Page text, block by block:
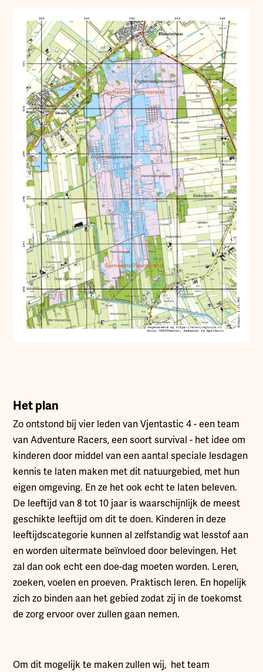
Het plan
Zo ontstond bij vier leden van Vjentastic 4 - een team
van Adventure Racers, een soort survival - het idee om
kinderen door middel van een aantal speciale lesdagen
kennis te laten maken met dit natuurgebied, met hun
eigen omgeving. En ze het ook echt te laten beleven.
De leeftijd van 8 tot 10 jaar is waarschijnlijk de meest
geschikte leeftijd om dit te doen. Kinderen in deze
leeftijdscategorie kunnen al zelfstandig wat lesstof aan
en worden uitermate beïnvloed door belevingen. Het
zal dan ook echt een doe-dag moeten worden. Leren,
zoeken, voelen en proeven. Praktisch leren. En hopelijk
zich zo binden aan het gebied zodat zij in de toekomst
de zorg ervoor over zullen gaan nemen.
Om dit mogelijk te maken zullen wij, het team